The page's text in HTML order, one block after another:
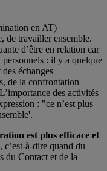
en AT)
de travailler ensemble.
d’être en relation car
: il y a quelque
échanges
de la confrontation
des activités
: "ce n’est plus
est plus efficace et
, c’est-à-dire quand du
du Contact et de la